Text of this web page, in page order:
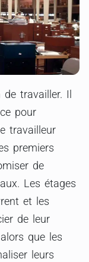
de travailler. Il
pour
travailleur
premiers
de
Les étages
et les
de leur
que les
leurs